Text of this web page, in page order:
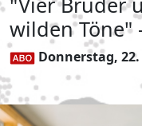
wilden Töne"
Donnerstag,